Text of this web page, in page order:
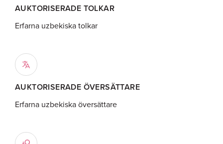
AUKTORISERADE TOLKAR
Erfarna uzbekiska tolkar
AUKTORISERADE ÖVERSÄTTARE
Erfarna uzbekiska översättare